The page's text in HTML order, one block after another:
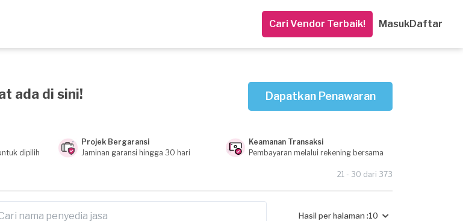
Cari Vendor Terbaik! MasukDaftar
ada di sini! Dapatkan Penawaran
dipilih
Projek Bergaransi
Jaminan garansi hingga 30 hari
Keamanan Transaksi
Pembayaran melalui rekening bersama
21 - 30 dari 373
Hasil per halaman :10